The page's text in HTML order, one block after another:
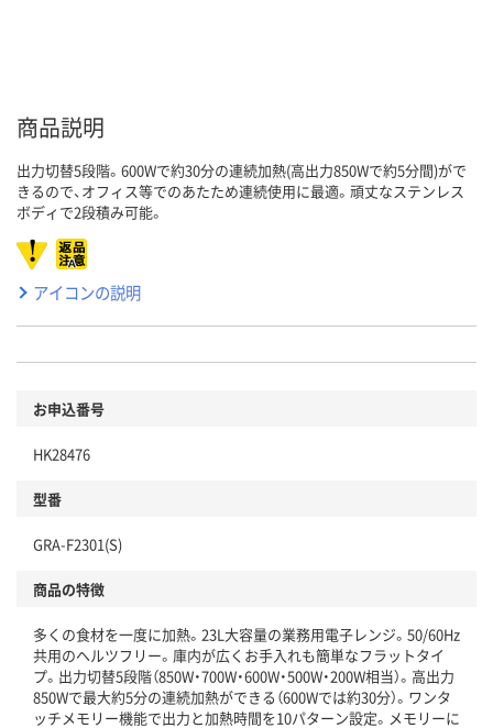
商品説明
出力切替5段階。600Wで約30分の連続加熱(高出力850Wで約5分間)がで
きるので、オフィス等でのあたため連続使用に最適。頑丈なステンレス
ボディで2段積み可能。
アイコンの説明
お申込番号
HK28476
型番
GRA-F2301(S)
商品の特徴
多くの食材を一度に加熱。23L大容量の業務用電子レンジ。50/60Hz
共用のヘルツフリー。庫内が広くお手入れも簡単なフラットタイ
プ。出力切替5段階（850W・700W・600W・500W・200W相当）。高出力
850Wで最大約5分の連続加熱ができる（600Wでは約30分）。ワンタ
ッチメモリー機能で出力と加熱時間を10パターン設定。メモリーに